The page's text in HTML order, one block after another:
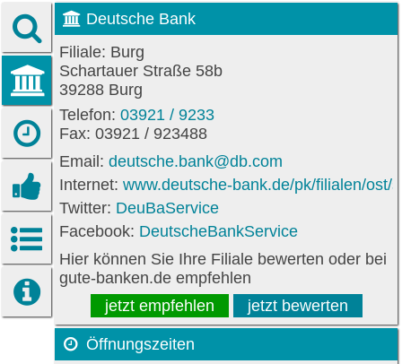
Deutsche Bank
Filiale: Burg
Schartauer Straße 58b
39288 Burg
Telefon: 03921 / 9233
Fax: 03921 / 923488
Email: deutsche.bank@db.com
Internet: www.deutsche-bank.de/pk/filialen/ost/
Twitter: DeuBaService
Facebook: DeutscheBankService
Hier können Sie Ihre Filiale bewerten oder bei
gute-banken.de empfehlen
jetzt empfehlen
jetzt bewerten
Öffnungszeiten